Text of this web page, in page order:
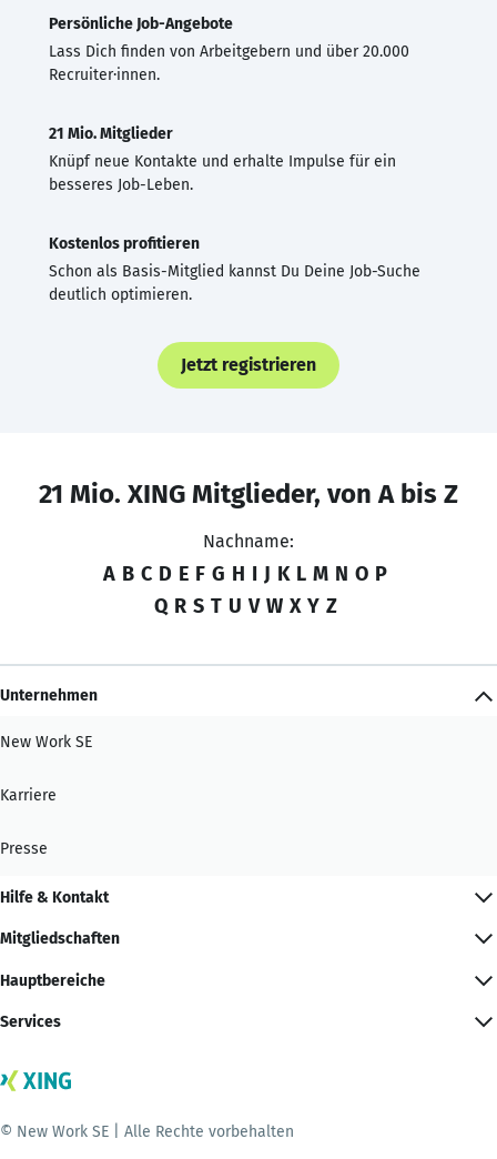
Persönliche Job-Angebote
Lass Dich finden von Arbeitgebern und über 20.000
Recruiter·innen.
21 Mio. Mitglieder
Knüpf neue Kontakte und erhalte Impulse für ein
besseres Job-Leben.
Kostenlos profitieren
Schon als Basis-Mitglied kannst Du Deine Job-Suche
deutlich optimieren.
Jetzt registrieren
21 Mio. XING Mitglieder, von A bis Z
Nachname:
A B C D E F G H I J K L M N O P
Q R S T U V W X Y Z
Unternehmen
New Work SE
Karriere
Presse
Hilfe & Kontakt
Mitgliedschaften
Hauptbereiche
Services
© New Work SE | Alle Rechte vorbehalten